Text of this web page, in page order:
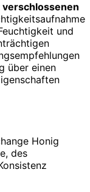
und
über einen
Honig
des